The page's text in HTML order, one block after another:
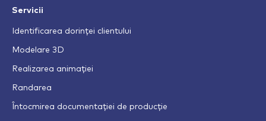
Servicii
Identificarea dorinței clientului
Modelare 3D
Realizarea animației
Randarea
Întocmirea documentației de producție